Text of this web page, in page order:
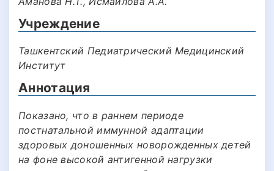
Учреждение
Ташкентский Педиатрический Медицинский
Институт
Аннотация
Показано, что в раннем периоде
постнатальной иммунной адаптации
здоровых доношенных новорожденных детей
на фоне высокой антигенной нагрузки